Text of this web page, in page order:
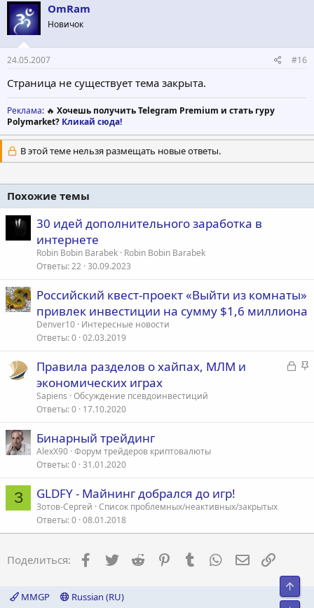
OmRam
Новичок
24.05.2007 #16
Страница не существует тема закрыта.
Реклама: 🔥 Хочешь получить Telegram Premium и стать гуру
Polymarket? Кликай сюда!
В этой теме нельзя размещать новые ответы.
Похожие темы
30 идей дополнительного заработка в
интернете
Robin Bobin Barabek Robin Bobin Barabek
Ответы 22 30.09.2023
Российский квест-проект «Выйти из комнаты»
привлек инвестиции на сумму $1,6 миллиона
Denver10 Интересные новости
Ответы 0 02.03.2019
З
З
Правила разделов о хайпах, МЛМ и
экономических играх
Sapiens Обсуждение псевдоинвестиций
Ответы 0 17.10.2020
Бинарный трейдинг
AlexX90 Форум трейдеров криптовалюты
Ответы 0 31.01.2020
З GLDFY - Майнинг добрался до игр!
Зотов-Сергей Список проблемных/неактивных/закрытых
Ответы 0 08.01.2018
Поделиться: Facebook
Twitter Reddit PinterestTumblr WhatsApp
MMGP Russian (RU)